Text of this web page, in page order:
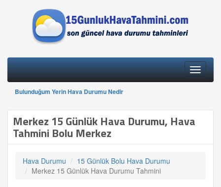
Toggle
Bulunduğum Yerin Hava Durumu Nedir
Merkez 15 Günlük Hava Durumu, Hava
Tahmini Bolu Merkez
Hava Durumu
15 Günlük Bolu Hava Durumu
Merkez 15 Günlük Hava Durumu Tahmini